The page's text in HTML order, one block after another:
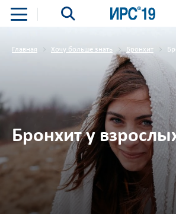
Главная Хочу больше знать Бронхит
Бронхит у